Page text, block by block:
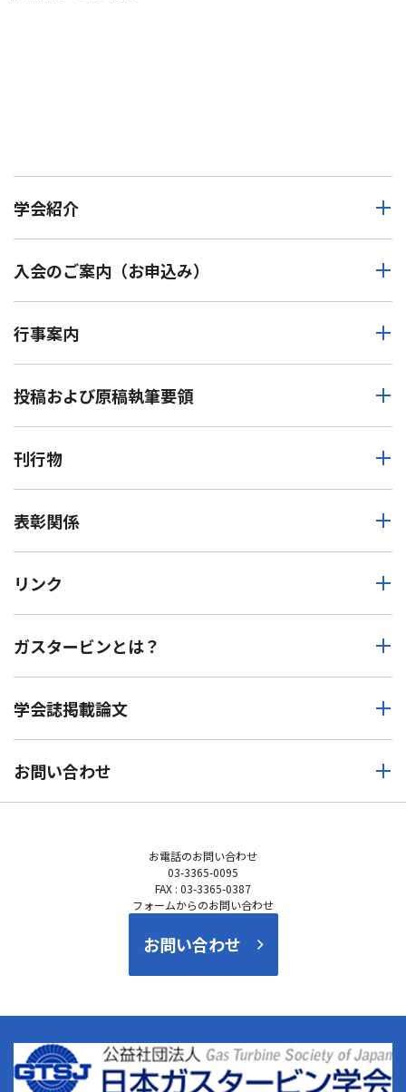
お電話のお問い合わせ
03-3365-0095
FAX : 03-3365-0387
フォームからのお問い合わせ
お問い合わせ
学会紹介
入会のご案内（お申込み）
行事案内
投稿および原稿執筆要領
刊行物
表彰関係
リンク
ガスタービンとは？
学会誌掲載論文
お問い合わせ